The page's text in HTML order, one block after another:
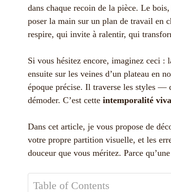
dans chaque recoin de la pièce. Le
poser la main sur un plan de travail en
respire, qui invite à ralentir, qui
Si vous hésitez encore, imaginez ceci :
ensuite sur les veines d’un plateau en
époque précise. Il traverse les styles —
démoder. C’est cette intemporalité
Dans cet article, je vous propose de
votre propre partition visuelle, et les
douceur que vous méritez. Parce
Table of Contents